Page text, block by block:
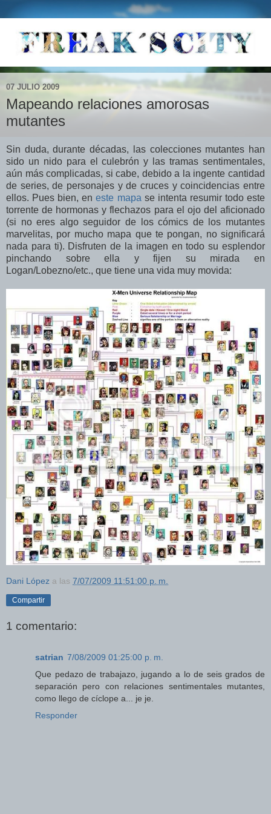
07 JULIO 2009
Mapeando relaciones amorosas
mutantes
Sin duda, durante décadas, las colecciones mutantes han
sido un nido para el culebrón y las tramas sentimentales,
aún más complicadas, si cabe, debido a la ingente cantidad
de series, de personajes y de cruces y coincidencias entre
ellos. Pues bien, eneste mapa se intenta resumir todo este
torrente de hormonas y flechazos para el ojo del aficionado
(si no eres algo seguidor de los cómics de los mutantes
marvelitas, por mucho mapa que te pongan, no significará
nada para ti). Disfruten de la imagen en todo su esplendor
pinchando sobre ella y fijen su mirada en
Logan/Lobezno/etc., que tiene una vida muy movida:
Dani López a las 7/07/2009 11:51:00 p. m.
Compartir
1 comentario:
satrian 7/08/2009 01:25:00 p. m.
Que pedazo de trabajazo, jugando a lo de seis grados de
separación pero con relaciones sentimentales mutantes,
como llego de cíclope a... je je.
Responder